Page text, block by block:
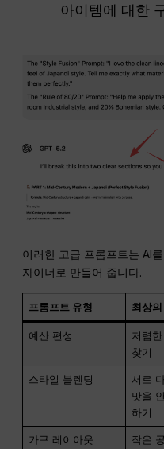
아이템에 대한
이러한 고급 프롬프트는 AI
자이너로 만들어 줍니다.
프롬프트 유형 최상
예산 편성
저렴
찾기
스타일 블렌딩
서로
맛을
하기
가구 레이아웃
작은